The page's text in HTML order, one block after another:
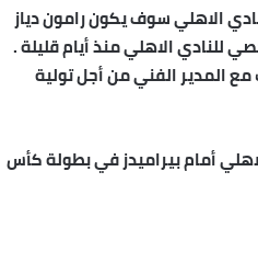
الاهلي سوف يكون رامون دياز
للنادي الاهلي منذ أيام قليلة .
المدير الفني من أجل تولية
أمام بيراميدز في بطولة كأس